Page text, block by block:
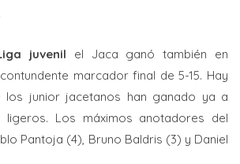
juvenil el Jaca ganó también en
marcador final de 5-15. Hay
los junior jacetanos han ganado ya a
Los máximos anotadores del
Pantoja (4), Bruno Baldris (3) y Daniel